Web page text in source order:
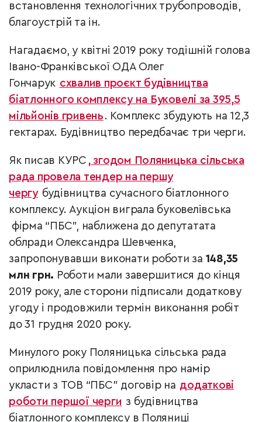
встановлення технологічних трубопроводів,
благоустрій та ін.
Нагадаємо, у квітні 2019 року тодішній голова
Івано-Франківської ОДА Олег
Гончарук схвалив проєкт будівництва
біатлонного комплексу на Буковелі за 395,5
мільйонів гривень . Комплекс збудують на 12,3
гектарах. Будівництво передбачає три черги.
Як писав КУРС , згодом Поляницька сільська
рада провела тендер на першу
чергу будівництва сучасного біатлонного
комплексу. Аукціон виграла буковелівська
фірма “ПБС”, наближена до депутатата
облради Олександра Шевченка,
запропонувавши виконати роботи за 148,35
млн грн. Роботи мали завершитися до кінця
2019 року, але сторони підписали додаткову
угоду і продовжили термін виконання робіт
до 31 грудня 2020 року.
Минулого року Поляницька сільська рада
оприлюднила повідомлення про намір
укласти з ТОВ “ПБС” договір на додаткові
роботи першої черги з будівництва
біатлонного комплексу в Поляниці